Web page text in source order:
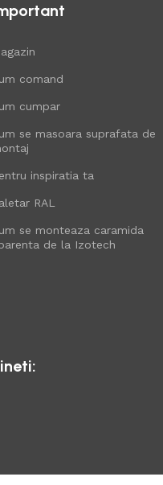
comand
cumpar
se masoara suprafata de
inspiratia ta
RAL
se monteaza caramida
de la Izotech